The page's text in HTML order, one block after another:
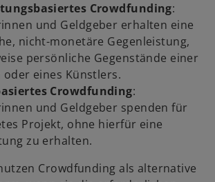
Crowdfunding:
und Geldgeber erhalten eine
nicht-monetäre Gegenleistung,
persönliche Gegenstände einer
eines Künstlers.
Crowdfunding:
und Geldgeber spenden für
Projekt, ohne hierfür eine
zu erhalten.
Crowdfunding als alternative